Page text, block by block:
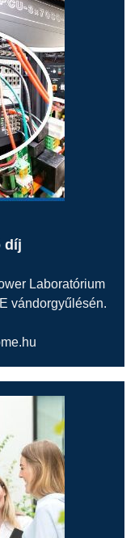
díj
Laboratórium
vándorgyűlésén.